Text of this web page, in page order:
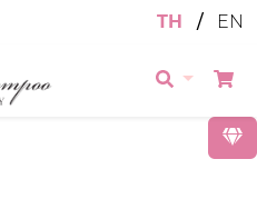
TH / EN